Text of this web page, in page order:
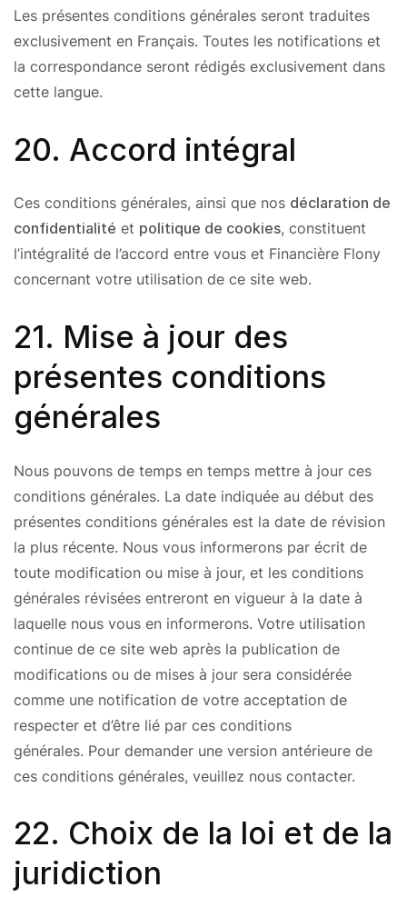
Les présentes conditions générales seront traduites
exclusivement en Français. Toutes les notifications et
la correspondance seront rédigés exclusivement dans
cette langue.
20. Accord intégral
Ces conditions générales, ainsi que nos déclaration de
confidentialité et politique de cookies, constituent
l’intégralité de l’accord entre vous et Financière Flony
concernant votre utilisation de ce site web.
21. Mise à jour des
présentes conditions
générales
Nous pouvons de temps en temps mettre à jour ces
conditions générales. La date indiquée au début des
présentes conditions générales est la date de révision
la plus récente. Nous vous informerons par écrit de
toute modification ou mise à jour, et les conditions
générales révisées entreront en vigueur à la date à
laquelle nous vous en informerons. Votre utilisation
continue de ce site web après la publication de
modifications ou de mises à jour sera considérée
comme une notification de votre acceptation de
respecter et d’être lié par ces conditions
générales. Pour demander une version antérieure de
ces conditions générales, veuillez nous contacter.
22. Choix de la loi et de la
juridiction